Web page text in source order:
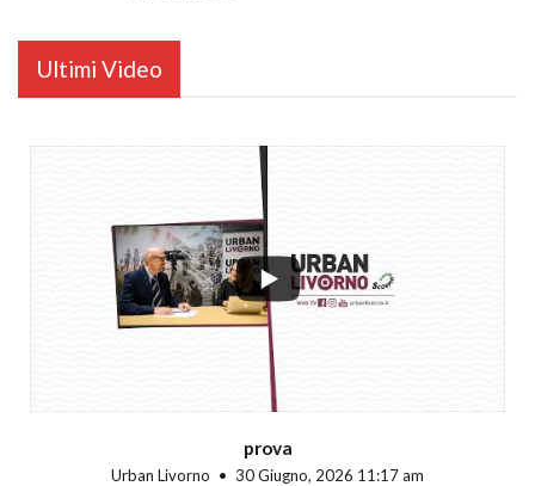
Ultimi Video
prova
Urban Livorno 30 Giugno, 2026 11:17 am